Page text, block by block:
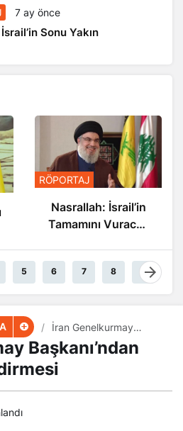
7 ay önce
Sonu Yakın
RÖPORTAJ
Nasrallah: İsrail’in
Tamamını Vuracak
5 6 7 8 9
İran Genelkurmay
Başkanı’ndan İsrail
Değerlendirmesi
Başkanı’ndan